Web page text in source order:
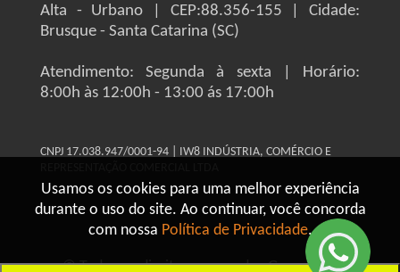
Usamos os cookies para uma melhor experiência
durante o uso do site. Ao continuar, você concorda
com nossa Política de Privacidade.
Alta - Urbano | CEP:88.356-155 | Cidade:
Brusque - Santa Catarina (SC)
Atendimento: Segunda à sexta | Horário:
8:00h às 12:00h - 13:00 ás 17:00h
CNPJ 17.038.947/0001-94 | IW8 INDÚSTRIA, COMÉRCIO E
© Todos os direitos reservados Grupo IW8